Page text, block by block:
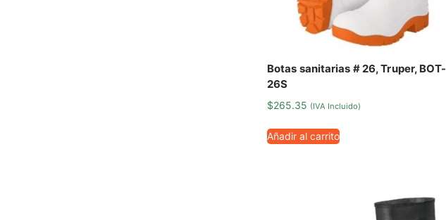
Botas sanitarias # 26, Truper, BOT-
26S
$265.35 (IVA Incluido)
Añadir al carrito